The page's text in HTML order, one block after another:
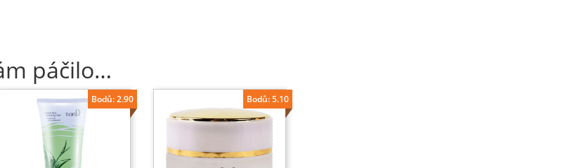
páčilo…
Bodů: 2.90 Bodů: 5.10